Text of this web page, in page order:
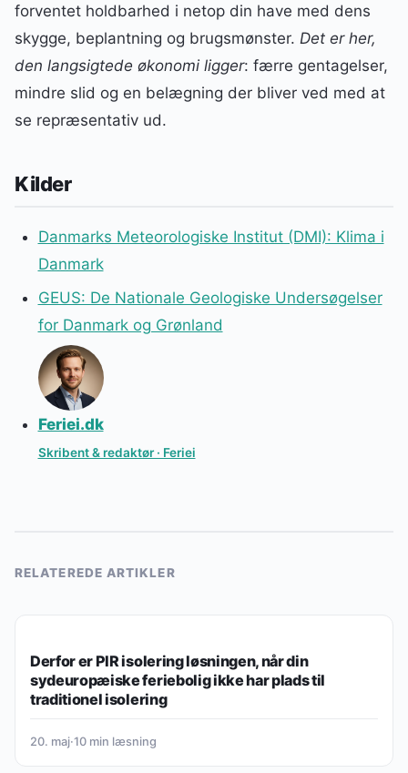
forventet holdbarhed i netop din have med dens
skygge, beplantning og brugsmønster. Det er her,
den langsigtede økonomi ligger: færre gentagelser,
mindre slid og en belægning der bliver ved med at
se repræsentativ ud.
Kilder
Danmarks Meteorologiske Institut (DMI): Klima i
Danmark
GEUS: De Nationale Geologiske Undersøgelser
for Danmark og Grønland
Feriei.dk
Skribent & redaktør · Feriei
RELATEREDE ARTIKLER
Derfor er PIR isolering løsningen, når din
sydeuropæiske feriebolig ikke har plads til
traditionel isolering
20. maj·10 min læsning